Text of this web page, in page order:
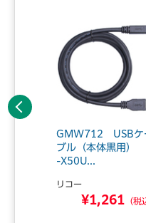
GMW712 USBケ
ブル（本体黒用）
-X50U...
リコー
¥1,261 （税
前へ